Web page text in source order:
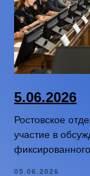
5.06.2026
Ростовское
участие в
05.06.2026